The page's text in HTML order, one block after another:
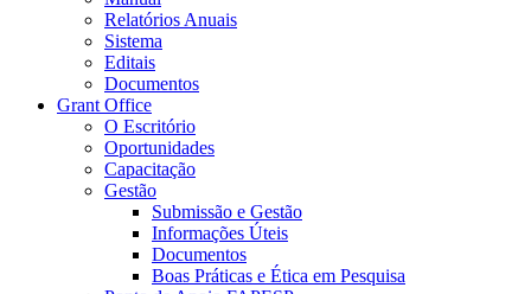
Relatórios Anuais
Sistema
Editais
Documentos
Grant Office
O Escritório
Oportunidades
Capacitação
Gestão
Submissão e Gestão
Informações Úteis
Documentos
Boas Práticas e Ética em Pesquisa